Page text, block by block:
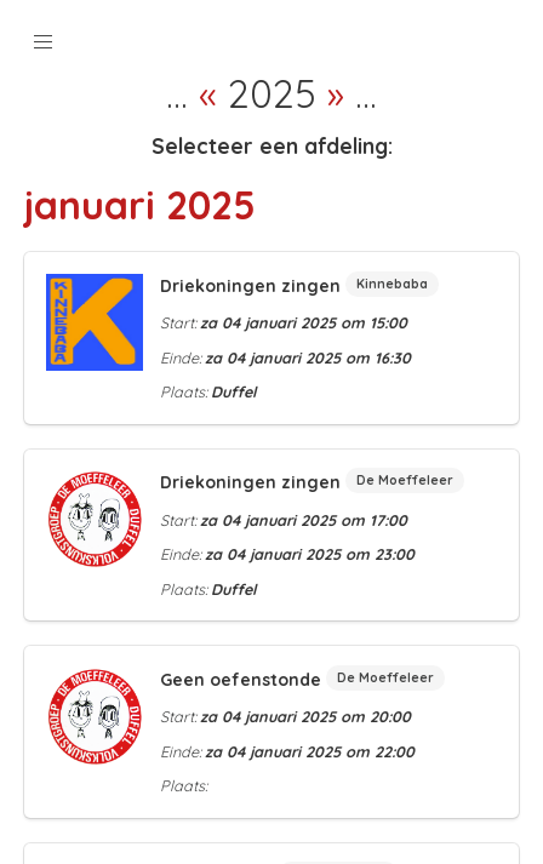
… « 2025 » …
Selecteer een afdeling:
januari 2025
Driekoningen zingen Kinnebaba
Start:za 04 januari 2025 om 15:00
Einde:za 04 januari 2025 om 16:30
Plaats:Duffel
Driekoningen zingen De Moeffeleer
Start:za 04 januari 2025 om 17:00
Einde:za 04 januari 2025 om 23:00
Plaats:Duffel
Geen oefenstonde De Moeffeleer
Start:za 04 januari 2025 om 20:00
Einde:za 04 januari 2025 om 22:00
Plaats: